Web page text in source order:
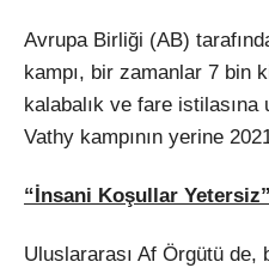
Avrupa Birliği (AB)
kampı, bir zamanlar 7 bin
kalabalık ve fare istilasına
Vathy kampının yerine
“İnsani Koşullar Yetersiz”
Uluslararası Af Örgütü de,